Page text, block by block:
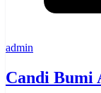
admin
Candi Bumi